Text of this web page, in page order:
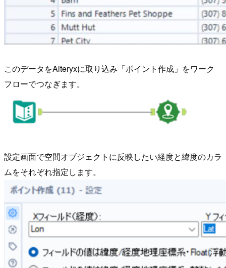
このデータをAlteryxに取り込み「ポイント作成」をワーク
フローでつなぎます。
設定画面で空間オブジェクトに反映したい経度と緯度のカラ
ムをそれぞれ指定します。